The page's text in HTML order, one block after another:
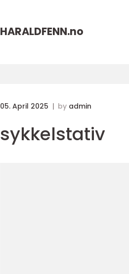
HARALDFENN.no
05. April 2025 by admin
sykkelstativ